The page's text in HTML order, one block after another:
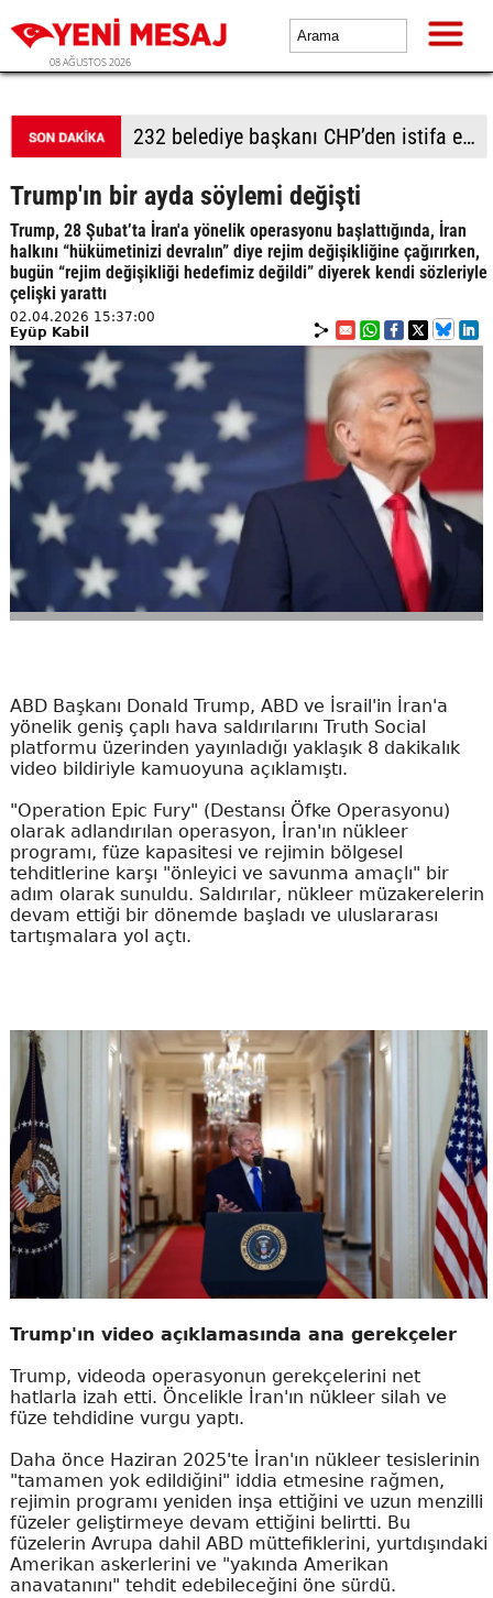
08 AĞUSTOS 2026
Adalet Komisyonu önünde gerginlik
Trump'ın bir ayda söylemi değişti
Trump, 28 Şubat’ta İran'a yönelik operasyonu başlattığında, İran
halkını “hükümetinizi devralın” diye rejim değişikliğine çağırırken,
bugün “rejim değişikliği hedefimiz değildi” diyerek kendi sözleriyle
çelişki yarattı
02.04.2026 15:37:00
Eyüp Kabil
ABD Başkanı Donald Trump, ABD ve İsrail'in İran'a
yönelik geniş çaplı hava saldırılarını Truth Social
platformu üzerinden yayınladığı yaklaşık 8 dakikalık
video bildiriyle kamuoyuna açıklamıştı.
"Operation Epic Fury" (Destansı Öfke Operasyonu)
olarak adlandırılan operasyon, İran'ın nükleer
programı, füze kapasitesi ve rejimin bölgesel
tehditlerine karşı "önleyici ve savunma amaçlı" bir
adım olarak sunuldu. Saldırılar, nükleer müzakerelerin
devam ettiği bir dönemde başladı ve uluslararası
tartışmalara yol açtı.
Trump'ın video açıklamasında ana gerekçeler
Trump, videoda operasyonun gerekçelerini net
hatlarla izah etti. Öncelikle İran'ın nükleer silah ve
füze tehdidine vurgu yaptı.
Daha önce Haziran 2025'te İran'ın nükleer tesislerinin
"tamamen yok edildiğini" iddia etmesine rağmen,
rejimin programı yeniden inşa ettiğini ve uzun menzilli
füzeler geliştirmeye devam ettiğini belirtti. Bu
füzelerin Avrupa dahil ABD müttefiklerini, yurtdışındaki
Amerikan askerlerini ve "yakında Amerikan
anavatanını" tehdit edebileceğini öne sürdü.